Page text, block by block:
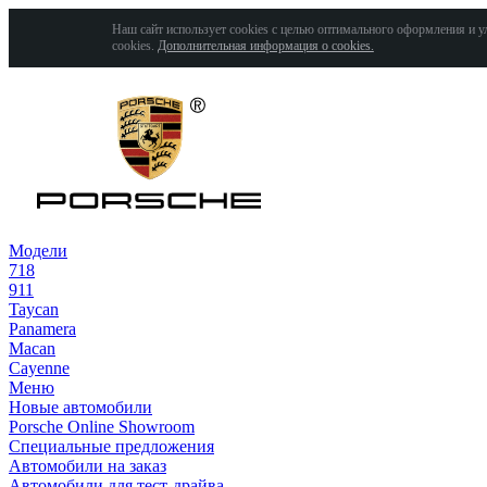
Наш сайт использует cookies с целью оптимального оформления и
cookies. Дополнительная информация о cookies.
Модели
718
911
Taycan
Panamera
Macan
Cayenne
Меню
Новые автомобили
Porsche Online Showroom
Специальные предложения
Автомобили на заказ